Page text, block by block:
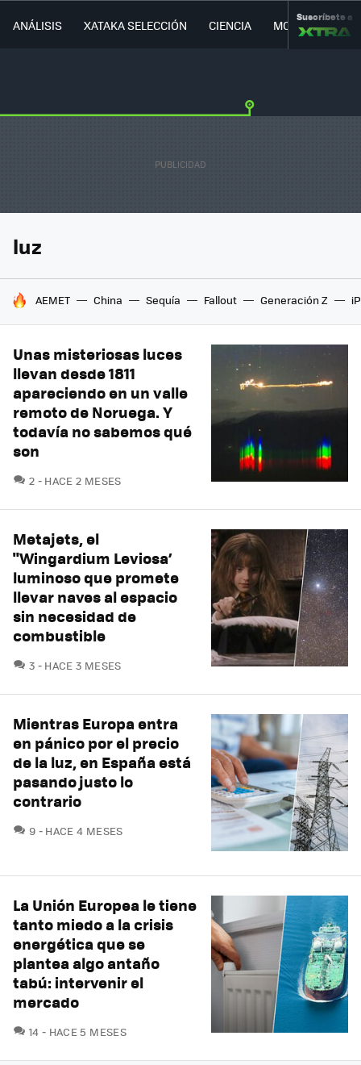
ANÁLISIS XATAKA SELECCIÓN CIENCIA MOVILIDAD
Suscríbete a
luz
HOY SE HABLA DE
AEMET China Sequía Fallout Generación Z
Unas misteriosas luces
llevan desde 1811
apareciendo en un valle
remoto de Noruega. Y
todavía no sabemos qué
son
2 COMENTARIOS
HACE 2 MESES
Metajets, el
"Wingardium Leviosa’
luminoso que promete
llevar naves al espacio
sin necesidad de
combustible
3 COMENTARIOS
HACE 3 MESES
Mientras Europa entra
en pánico por el precio
de la luz, en España está
pasando justo lo
contrario
9 COMENTARIOS
HACE 4 MESES
La Unión Europea le tiene
tanto miedo a la crisis
energética que se
plantea algo antaño
tabú: intervenir el
mercado
14 COMENTARIOS
HACE 5 MESES